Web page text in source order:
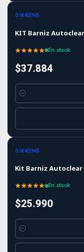
SIKKENS
KIT Barniz
En stock
$37.884
Cantidad
SIKKENS
Kit Barniz Autoclear
En stock
$25.990
Cantidad